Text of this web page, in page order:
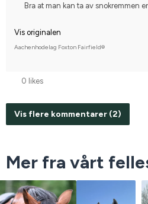
Bra at man kan ta av snokremmen
Vis originalen
Aachenhodelag Foxton Fairfield®
0 likes
Vis flere kommentarer (2)
Mer fra vårt